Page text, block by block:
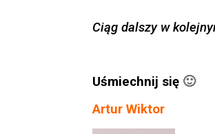
Ciąg dalszy w
Uśmiechnij się 🙂
Artur Wiktor